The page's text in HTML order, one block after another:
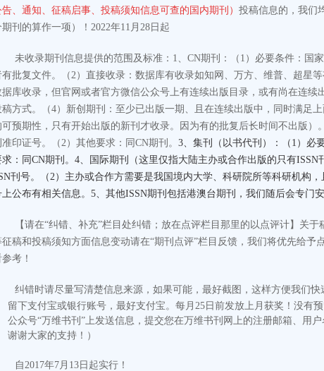
告、通知、征稿启事、投稿须知信息可查的国内期刊） 投稿信息的，我们
期刊的算作一项）！2022年11月28日起
未收录期刊信息提供的范围及标准： 1、CN期刊：
（1）必要条件：国
批复文件。
（2）直接收录：数据库有收录如知网、万方、维普、超星等
据库收录，但官网或者官方微信公众号上有连续出版目录，或有尚在连续
方式。
（4）新创期刊：至少已出版一期、且在连续出版中，同时满足
可预期性，只有开始出版的新刊才收录。因为有的批复后长时间不出版）。
印证号。
（2）其他要求：同CN期刊。 3、集刊（以书代刊）：（1）必
求：同CN期刊。4、国际期刊（这里仅指大陆主办或合作出版的只有ISSN
刊号。（2）主办或合作方需要是我国境内大学、科研院所等科研机构
上公布有相关信息。5、其他ISSN期刊包括港澳台期刊，我们随后会专门
【请在“纠错、补充”栏目处纠错；放在点评栏目那里的以点评计】 关于
征稿和投稿须知方面信息变动请在“期刊点评”栏目反馈，我们将优先给予
考！
纠错时请尽量写清楚信息来源，如果可能，最好截图，这样方便我们快
留下支付宝或银行账号，最好支付宝。每月25日前发放上月获奖！没有
公众号“万维书刊”上发送信息，提交您在万维书刊网上的注册邮箱、用
谢谢大家的支持！）
自2017年7月13日起实行！